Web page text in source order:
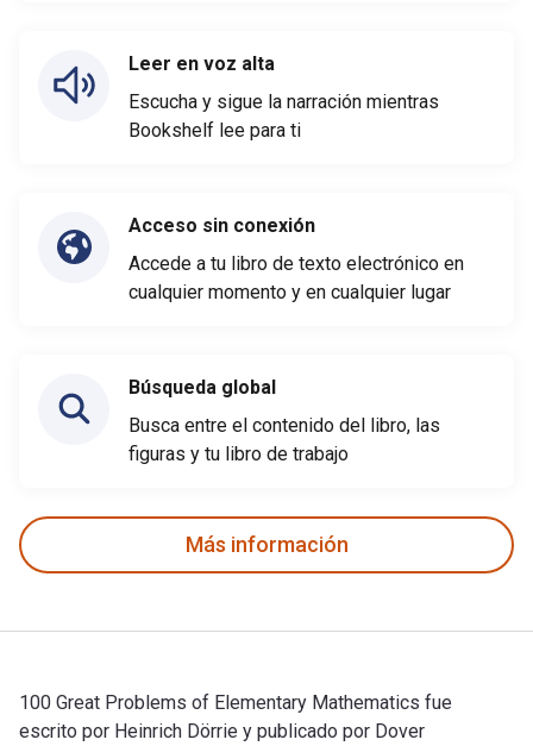
Leer en voz alta
Escucha y sigue la narración mientras
Bookshelf lee para ti
Acceso sin conexión
Accede a tu libro de texto electrónico en
cualquier momento y en cualquier lugar
Búsqueda global
Busca entre el contenido del libro, las
figuras y tu libro de trabajo
Más información
100 Great Problems of Elementary Mathematics fue
escrito por Heinrich Dörrie y publicado por Dover